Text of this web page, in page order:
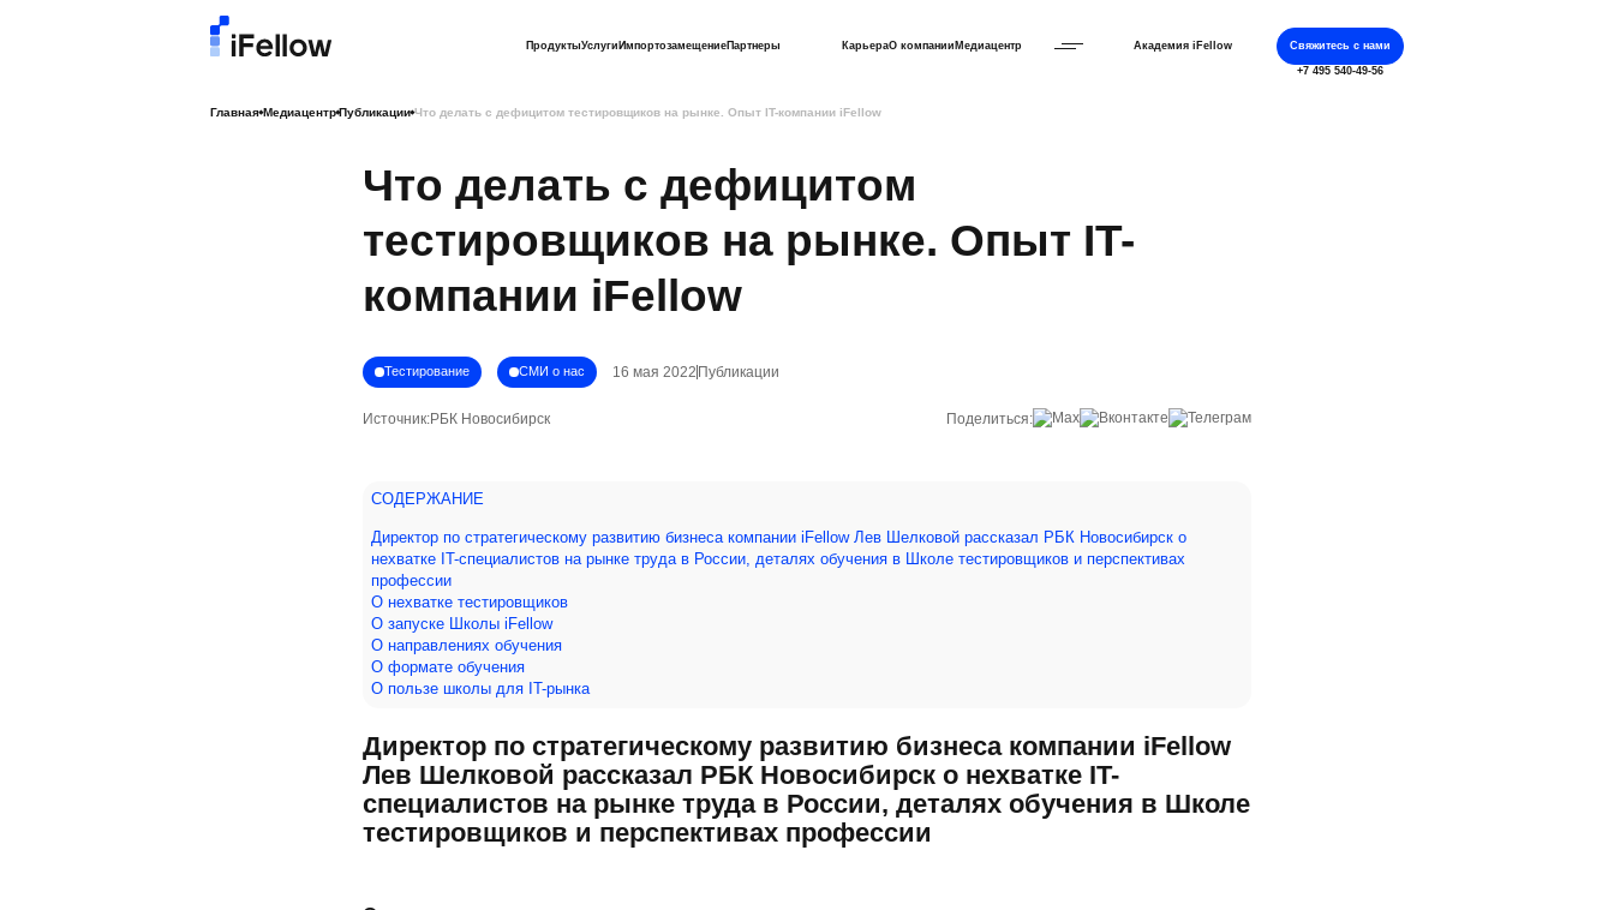
ПродуктыУслугиИмпортозамещениеПартнеры КарьераО компанииМедиацентр Академия iFellow
Свяжитесь с нами
+7 495 540-49-56
Главная Медиацентр Публикации Что делать с дефицитом тестировщиков на рынке. Опыт IT-компании iFellow
Что делать с дефицитом
тестировщиков на рынке. Опыт IT-
компании iFellow
Тестирование СМИ о нас 16 мая 2022 Публикации
Источник:РБК Новосибирск Поделиться:
СОДЕРЖАНИЕ
Директор по стратегическому развитию бизнеса компании iFellow Лев Шелковой рассказал РБК Новосибирск о
нехватке IT-специалистов на рынке труда в России, деталях обучения в Школе тестировщиков и перспективах
профессии
О нехватке тестировщиков
О запуске Школы iFellow
О направлениях обучения
О формате обучения
О пользе школы для IT-рынка
Директор по стратегическому развитию бизнеса компании iFellow
Лев Шелковой рассказал РБК Новосибирск о нехватке IT-
специалистов на рынке труда в России, деталях обучения в Школе
тестировщиков и перспективах профессии